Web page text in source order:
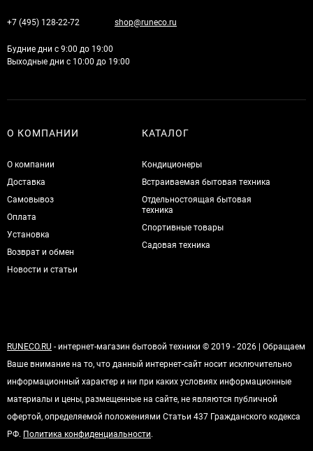
+7 (495) 128-22-72 shop@runeco.ru
Будние дни с 9:00 до 19:00
Выходные дни с 10:00 до 19:00
О КОМПАНИИ
О компании
Доставка
Самовывоз
Оплата
Установка
Возврат и обмен
Новости и статьи
КАТАЛОГ
Кондиционеры
Встраиваемая бытовая техника
Отдельностоящая бытовая
техника
Спортивные товары
Садовая техника
RUNECO.RU - интернет-магазин бытовой техники © 2019 - 2026 | Обращаем
Ваше внимание на то, что данный интернет-сайт носит исключительно
информационный характер и ни при каких условиях информационные
материалы и цены, размещенные на сайте, не являются публичной
офертой, определяемой положениями Статьи 437 Гражданского кодекса
РФ. Политика конфиденциальности.